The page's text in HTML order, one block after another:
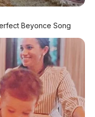
Beyonce Song